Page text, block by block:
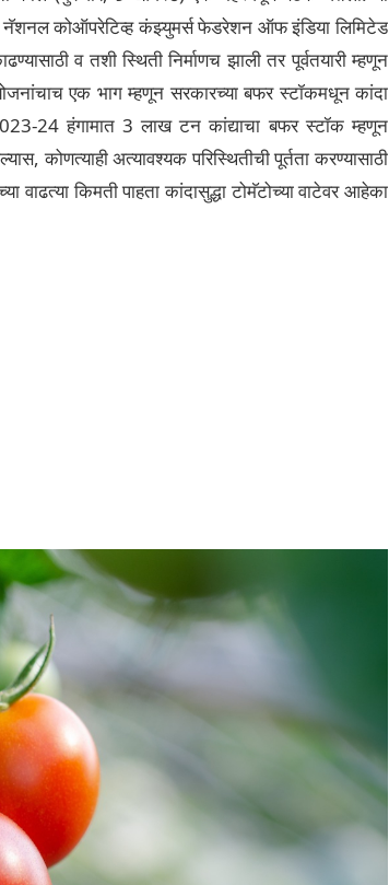
कोऑपरेटिव्ह कंझ्युमर्स फेडरेशन ऑफ इंडिया लिमिटेड
व तशी स्थिती निर्माणच झाली तर पूर्वतयारी म्हणून
एक भाग म्हणून सरकारच्या बफर स्टॉकमधून कांदा
24 हंगामात 3 लाख टन कांद्याचा बफर स्टॉक म्हणून
कोणत्याही अत्यावश्यक परिस्थितीची पूर्तता करण्यासाठी
किमती पाहता कांदासुद्धा टोमॅटोच्या वाटेवर आहेका